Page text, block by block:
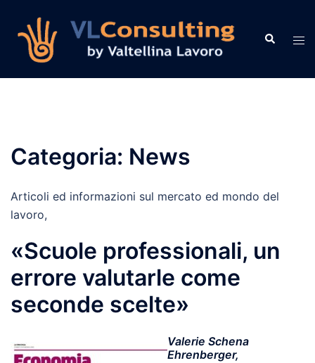
contenuto
Cerca
Categoria: News
Articoli ed informazioni sul mercato ed mondo del
lavoro,
«Scuole professionali, un
errore valutarle come
seconde scelte»
Valerie Schena
Ehrenberger,